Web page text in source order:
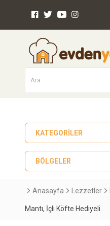
KATEGORILER
BÖLGELER
Anasayfa Lezzetler
Mantı, İçli Köfte Hediyeli